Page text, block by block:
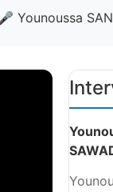
🎤 Younoussa